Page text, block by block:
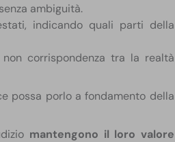
ambiguità.​
indicando quali parti della
corrispondenza tra la realtà
possa porlo a fondamento della
mantengono il loro valore